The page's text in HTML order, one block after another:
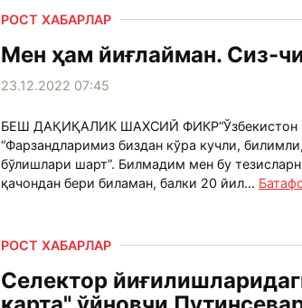
РОСТ ХАБАРЛАР
Мен ҳам йиғлайман. Сиз-
23.12.2022 07:45
БЕШ ДАҚИҚАЛИК ШАХСИЙ ФИКР“Ўзбекистон
“Фарзандларимиз биздан кўра кучли,
бўлишлари шарт”. Билмадим мен бу
қачондан бери биламан, балки 20 йил...
РОСТ ХАБАРЛАР
Селектор